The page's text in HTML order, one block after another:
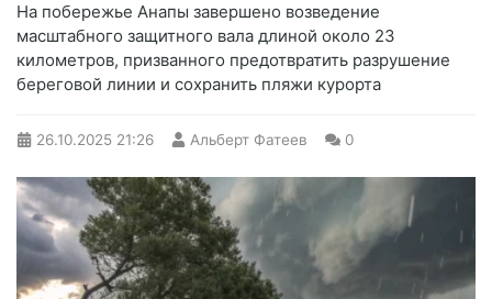
На побережье Анапы завершено возведение
масштабного защитного вала длиной около 23
километров, призванного предотвратить разрушение
береговой линии и сохранить пляжи курорта
26.10.2025 21:26 Альберт Фатеев 0